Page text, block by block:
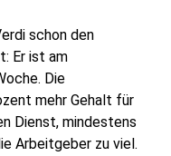
schon den
Er ist am
Die
mehr Gehalt für
Dienst, mindestens
Arbeitgeber zu viel.